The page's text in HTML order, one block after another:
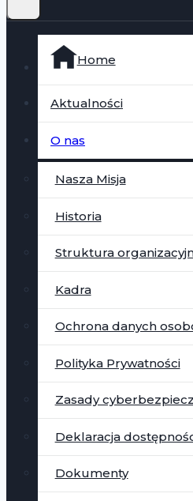
Home
Aktualności
O nas
Nasza Misja
Historia
Struktura
Kadra
Ochrona danych
Polityka Prywatności
Zasady
Deklaracja
Dokumenty